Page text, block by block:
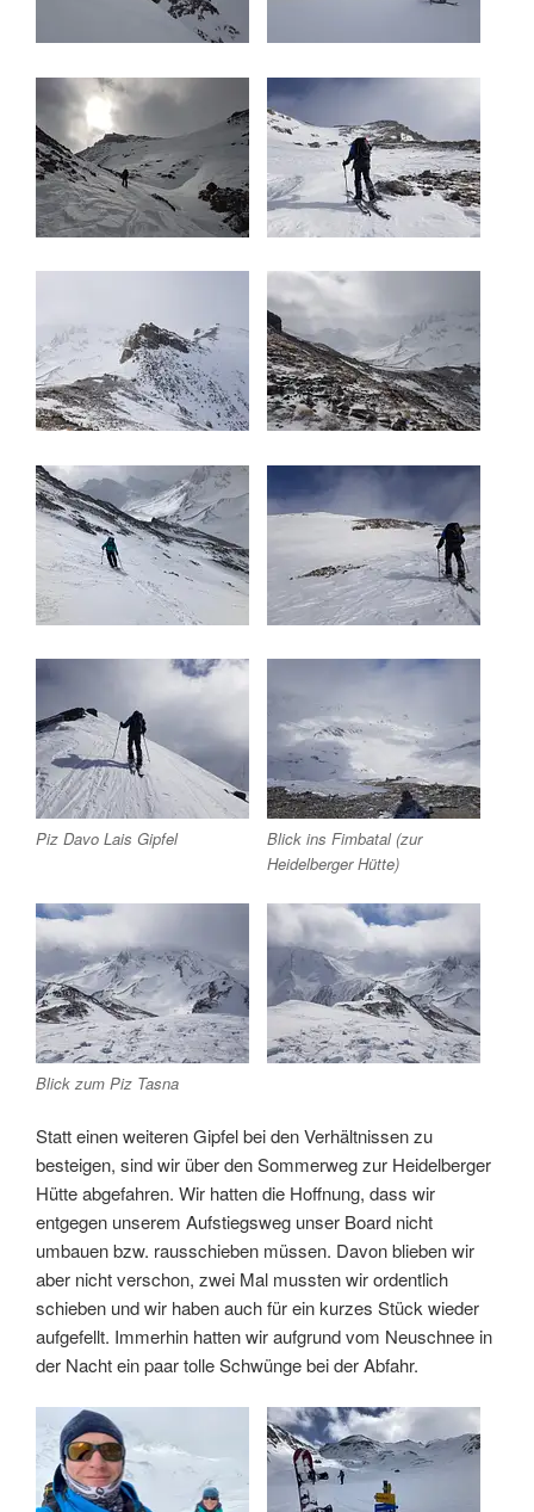
Piz Davo Lais Gipfel
Blick ins Fimbatal (zur
Heidelberger Hütte)
Blick zum Piz Tasna
Statt einen weiteren Gipfel bei den Verhältnissen zu
besteigen, sind wir über den Sommerweg zur Heidelberger
Hütte abgefahren. Wir hatten die Hoffnung, dass wir
entgegen unserem Aufstiegsweg unser Board nicht
umbauen bzw. rausschieben müssen. Davon blieben wir
aber nicht verschon, zwei Mal mussten wir ordentlich
schieben und wir haben auch für ein kurzes Stück wieder
aufgefellt. Immerhin hatten wir aufgrund vom Neuschnee in
der Nacht ein paar tolle Schwünge bei der Abfahr.